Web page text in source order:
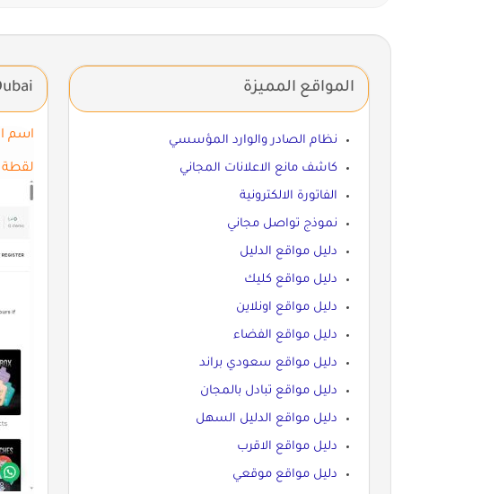
اسم
لقطة
المواقع المميزة
نظام الصادر والوارد المؤسسي
كاشف مانع الاعلانات المجاني
الفاتورة الالكترونية
نموذج تواصل مجاني
دليل مواقع الدليل
دليل مواقع كليك
دليل مواقع اونلاين
دليل مواقع الفضاء
دليل مواقع سعودي براند
دليل مواقع تبادل بالمجان
دليل مواقع الدليل السهل
دليل مواقع الاقرب
دليل مواقع موقعي